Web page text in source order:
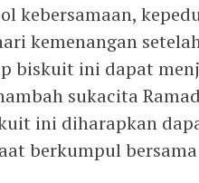
kebersamaan,
kemenangan
biskuit ini dapat
sukacita
ini diharapkan
berkumpul